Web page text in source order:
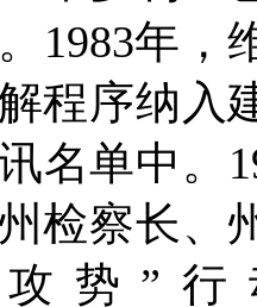
1983年，
程序纳入
名单中。
检察长、
势”行